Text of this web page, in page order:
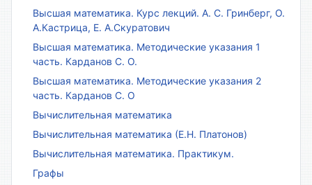
Высшая математика. Курс лекций. А. С. Гринберг, О.
А.Кастрица, Е. А.Скуратович
Высшая математика. Методические указания 1
часть. Карданов С. О.
Высшая математика. Методические указания 2
часть. Карданов С. О
Вычислительная математика
Вычислительная математика (Е.Н. Платонов)
Вычислительная математика. Практикум.
Графы